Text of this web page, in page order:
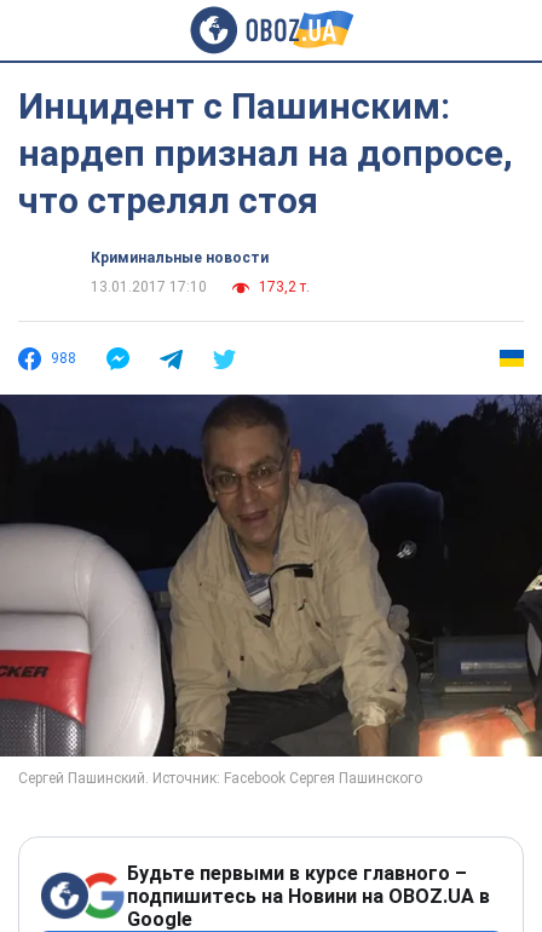
Инцидент с Пашинским:
нардеп признал на допросе,
что стрелял стоя
Криминальные новости
13.01.2017 17:10
173,2 т.
988
Будьте первыми в курсе главного –
подпишитесь на Новини на OBOZ.UA в
Google